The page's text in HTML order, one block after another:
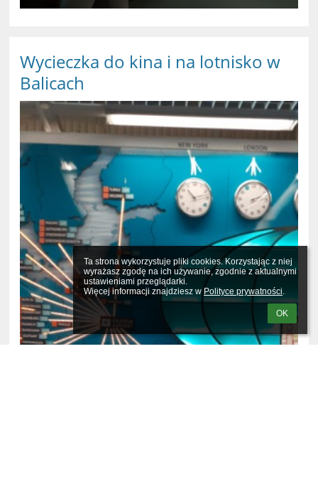
Ta strona wykorzystuje pliki cookies. Korzystając z niej
wyrażasz zgodę na ich używanie, zgodnie z aktualnymi
ustawieniami przeglądarki.
Więcej informacji znajdziesz w Polityce prywatności.
OK
Wycieczka do kina i na lotnisko w
Balicach